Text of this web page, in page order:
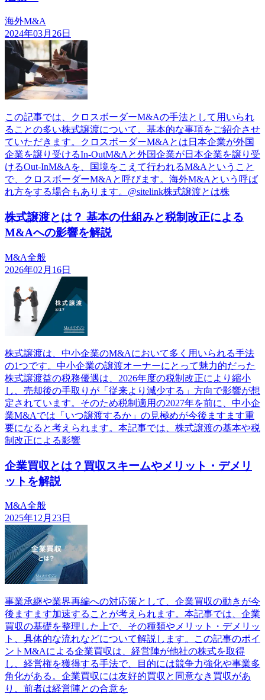
海外M&A
2024年03月26日
この記事では、クロスボーダーM&Aの手法として用いられ
ることの多い株式譲渡について、基本的な事項をご紹介させ
ていただきます。クロスボーダーM&Aとは日本企業が外国
企業を譲り受けるIn-OutM&Aと外国企業が日本企業を譲り受
けるOut-InM&Aを、国境をこえて行われるM&Aということ
で、クロスボーダーM&Aと呼びます。海外M&Aという呼ば
れ方をする場合もあります。@sitelink株式譲渡とは株
株式譲渡とは？ 基本の仕組みと税制改正による
M&Aへの影響を解説
M&A全般
2026年02月16日
株式譲渡は、中小企業のM&Aにおいて多く用いられる手法
の1つです。中小企業の譲渡オーナーにとって魅力的だった
株式譲渡益の税務優遇は、2026年度の税制改正により縮小
し、売却後の手取りが「従来より減少する」方向で影響が想
定されています。そのため税制適用の2027年を前に、中小企
業M&Aでは「いつ譲渡するか」の見極めが今後ますます重
要になると考えられます。本記事では、株式譲渡の基本や税
制改正による影響
企業買収とは？買収スキームやメリット・デメリ
ットを解説
M&A全般
2025年12月23日
事業承継や業界再編への対応策として、企業買収の動きが今
後ますます加速することが考えられます。本記事では、企業
買収の基礎を整理した上で、その種類やメリット・デメリッ
ト、具体的な流れなどについて解説します。この記事のポイ
ントM&Aによる企業買収は、経営陣が他社の株式を取得
し、経営権を獲得する手法で、目的には競争力強化や事業多
角化がある。企業買収には友好的買収と同意なき買収があ
り、前者は経営陣との合意を